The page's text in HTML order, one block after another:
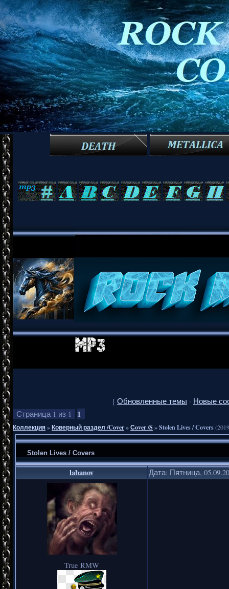
[ Обновленные темы · Новые
Страница 1 из 1 1
Коллекция»Коверный раздел /Cover»Сover /S »Stolen Lives / Covers
Stolen Lives / Covers
labanov Дата: Пятница,
True RMW